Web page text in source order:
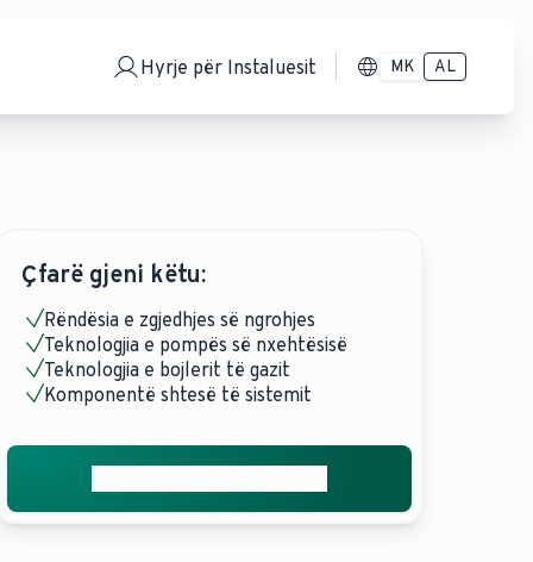
Hyrje për Instaluesit MK AL
Çfarë gjeni këtu:
Rëndësia e zgjedhjes së ngrohjes
Teknologjia e pompës së nxehtësisë
Teknologjia e bojlerit të gazit
Komponentë shtesë të sistemit